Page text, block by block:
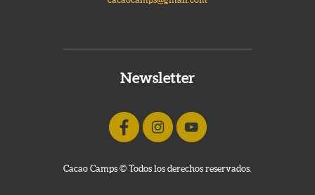
Newsletter
Cacao Camps © Todos los derechos reservados.